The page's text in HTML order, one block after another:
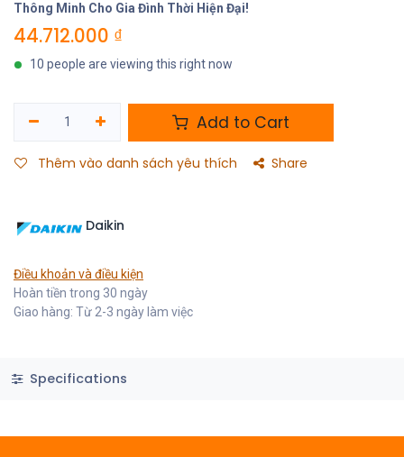
Thông Minh Cho Gia Đình Thời Hiện Đại!
44.712.000 ₫
10 people are viewing this right now
Add to Cart
Thêm vào danh sách yêu thích Share
Daikin
Điều khoản và điều kiện
Hoàn tiền trong 30 ngày
Giao hàng: Từ 2-3 ngày làm việc
Specifications